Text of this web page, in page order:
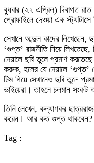
বুধবার (২২ এপ্রিল) দিবাগত রাত
প্রোফাইলে দেওয়া এক স্ট্যাটাসে
সেখানে আব্দুল কাদের লিখেছেন,
‌‘গুপ্ত’ রাজনীতি নিয়ে
দেয়ালে ছবি তুলে প্রমাণ
করুক, হলের যে দেয়ালে ‘গুপ্ত’
টিম গিয়ে সেখানেও ছবি তুলে
ভাইয়েরা। তাহলে চলমান সংকট
তিনি লেখেন, কল্যাণকর
করেন। আর কত গুপ্ত থাকবেন?
Tag :